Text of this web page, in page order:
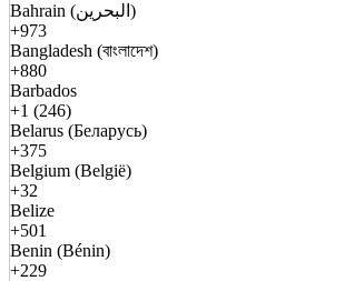
Bahrain (البحرين)
+973
Bangladesh (বাংলাদেশ)
+880
Barbados
+1 (246)
Belarus (Беларусь)
+375
Belgium (België)
+32
Belize
+501
Benin (Bénin)
+229